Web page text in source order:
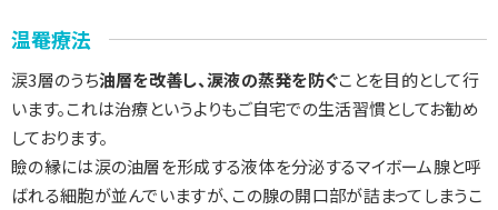
温罨療法
涙3層のうち油層を改善し、涙液の蒸発を防ぐことを目的として行
います。これは治療というよりもご自宅での生活習慣としてお勧め
しております。
瞼の縁には涙の油層を形成する液体を分泌するマイボーム腺と呼
ばれる細胞が並んでいますが、この腺の開口部が詰まってしまうこ